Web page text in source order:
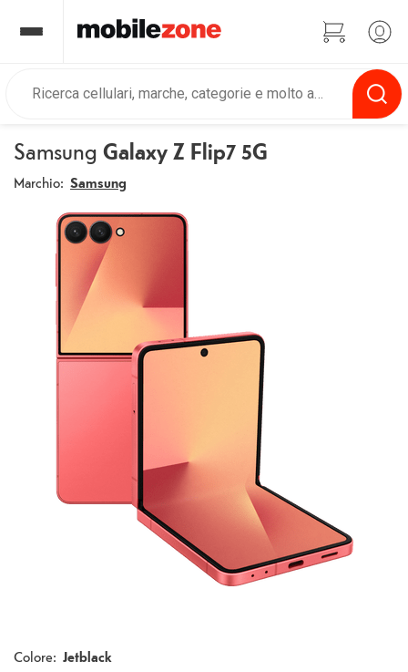
Samsung Galaxy Z Flip7 5G
Marchio: Samsung
Colore: Jetblack